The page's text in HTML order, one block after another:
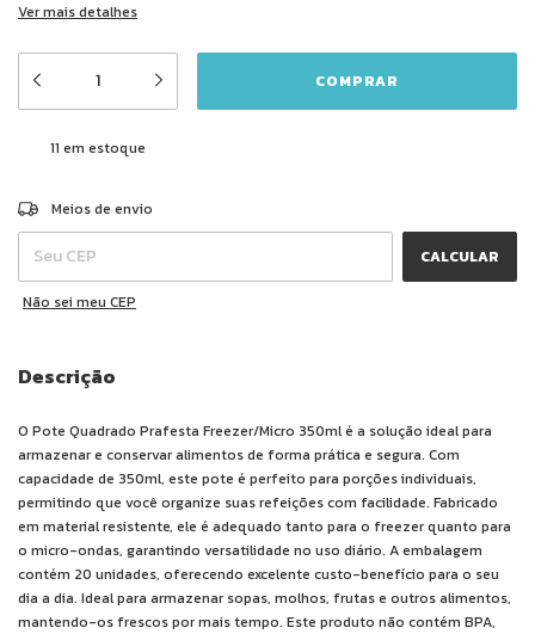
Ver mais detalhes
11 em estoque
Entregas para o CEP:
Meios de envio
CALCULAR
Não sei meu CEP
Descrição
O Pote Quadrado Prafesta Freezer/Micro 350ml é a solução ideal para
armazenar e conservar alimentos de forma prática e segura. Com
capacidade de 350ml, este pote é perfeito para porções individuais,
permitindo que você organize suas refeições com facilidade. Fabricado
em material resistente, ele é adequado tanto para o freezer quanto para
o micro-ondas, garantindo versatilidade no uso diário. A embalagem
contém 20 unidades, oferecendo excelente custo-benefício para o seu
dia a dia. Ideal para armazenar sopas, molhos, frutas e outros alimentos,
mantendo-os frescos por mais tempo. Este produto não contém BPA,